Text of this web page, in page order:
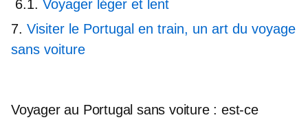
Voyager léger et lent
Visiter le Portugal en train, un art du voyage
sans voiture
Voyager au Portugal sans voiture : est-ce